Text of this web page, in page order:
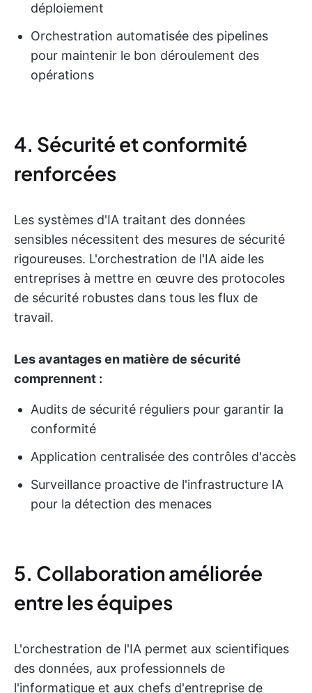
déploiement
Orchestration automatisée des pipelines
pour maintenir le bon déroulement des
opérations
4. Sécurité et conformité
renforcées
Les systèmes d'IA traitant des données
sensibles nécessitent des mesures de sécurité
rigoureuses. L'orchestration de l'IA aide les
entreprises à mettre en œuvre des protocoles
de sécurité robustes dans tous les flux de
travail.
Les avantages en matière de sécurité
comprennent :
Audits de sécurité réguliers pour garantir la
conformité
Application centralisée des contrôles d'accès
Surveillance proactive de l'infrastructure IA
pour la détection des menaces
5. Collaboration améliorée
entre les équipes
L'orchestration de l'IA permet aux scientifiques
des données, aux professionnels de
l'informatique et aux chefs d'entreprise de